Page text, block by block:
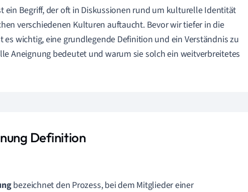
ein Begriff, der oft in Diskussionen rund um kulturelle Identität
verschiedenen Kulturen auftaucht. Bevor wir tiefer in die
es wichtig, eine grundlegende Definition und ein Verständnis zu
Aneignung bedeutet und warum sie solch ein weitverbreitetes
Definition
bezeichnet den Prozess, bei dem Mitglieder einer